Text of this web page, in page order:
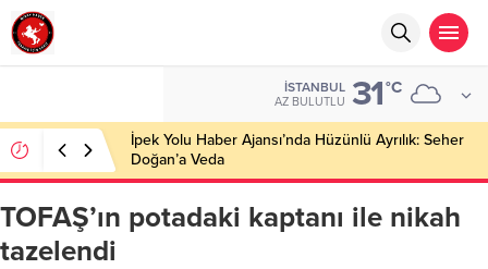
İSTANBUL
AZ BULUTLU 31°C
İpek Yolu Haber Ajansı’nda Hüzünlü Ayrılık: Seher
Doğan’a Veda
TOFAŞ’ın potadaki kaptanı ile nikah
tazelendi